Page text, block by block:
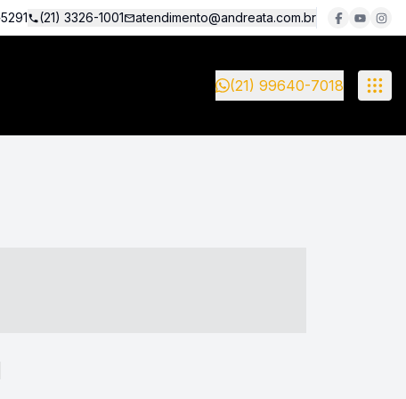
5291 (21) 3326-1001 atendimento@andreata.com.br
(21) 99640-7018